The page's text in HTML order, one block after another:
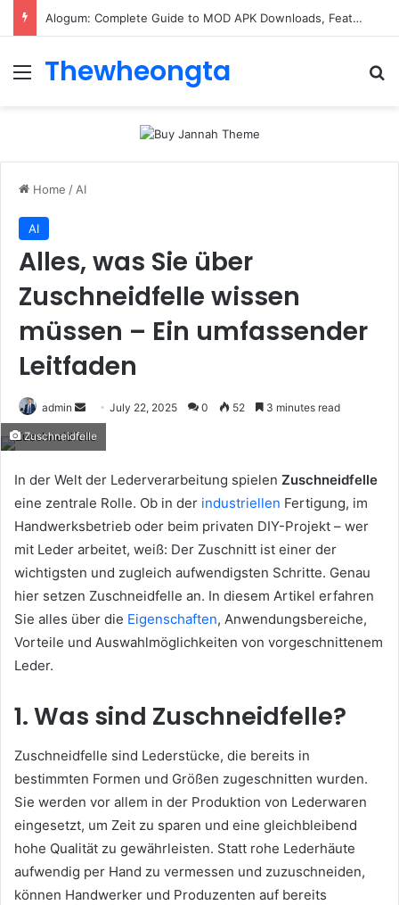
Alogum: Complete Guide to MOD APK Downloads, Features, and Risks
Menu
Thewheongta
Home / AI
AI
Alles, was Sie über
Zuschneidfelle wissen
müssen – Ein umfassender
Leitfaden
admin
Send
email
July 22, 2025 0 52 3 minutes read
Zuschneidfelle
In der Welt der Lederverarbeitung spielen Zuschneidfelle
eine zentrale Rolle. Ob in der industriellen Fertigung, im
Handwerksbetrieb oder beim privaten DIY-Projekt – wer
mit Leder arbeitet, weiß: Der Zuschnitt ist einer der
wichtigsten und zugleich aufwendigsten Schritte. Genau
hier setzen Zuschneidfelle an. In diesem Artikel erfahren
Sie alles über die Eigenschaften, Anwendungsbereiche,
Vorteile und Auswahlmöglichkeiten von vorgeschnittenem
Leder.
1. Was sind Zuschneidfelle?
Zuschneidfelle sind Lederstücke, die bereits in
bestimmten Formen und Größen zugeschnitten wurden.
Sie werden vor allem in der Produktion von Lederwaren
eingesetzt, um Zeit zu sparen und eine gleichbleibend
hohe Qualität zu gewährleisten. Statt rohe Lederhäute
aufwendig per Hand zu vermessen und zuzuschneiden,
können Handwerker und Produzenten auf bereits